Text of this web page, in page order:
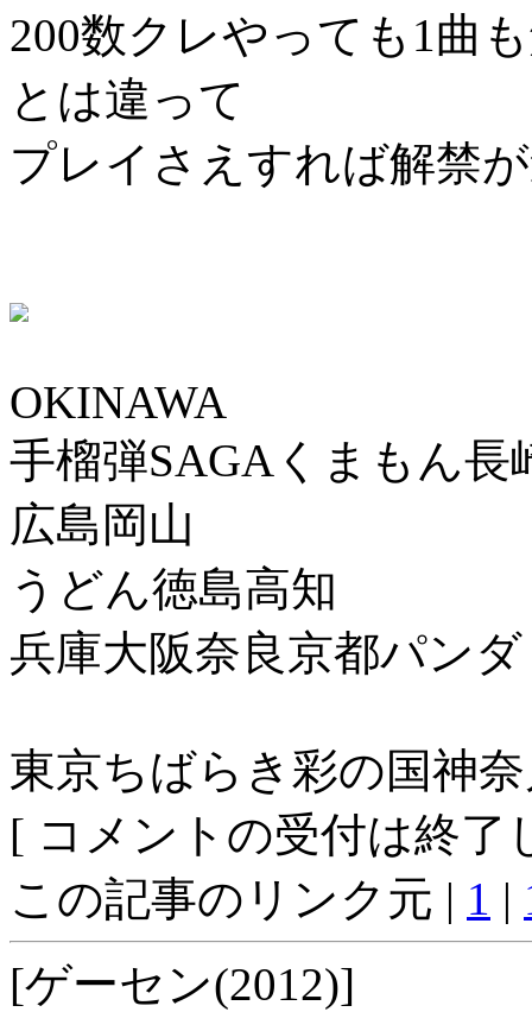
200数クレやっても1曲
とは違って
プレイさえすれば解禁
OKINAWA
手榴弾SAGAくまもん長
広島岡山
うどん徳島高知
兵庫大阪奈良京都パンダ
東京ちばらき彩の国神
[ コメントの受付は終了
この記事のリンク元 | 1 |
[ゲーセン(2012)]